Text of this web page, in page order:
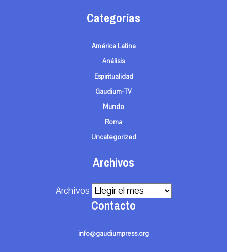
Categorías
América Latina
Análisis
Espiritualidad
Gaudium-TV
Mundo
Roma
Uncategorized
Archivos
Archivos
Contacto
info@gaudiumpress.org